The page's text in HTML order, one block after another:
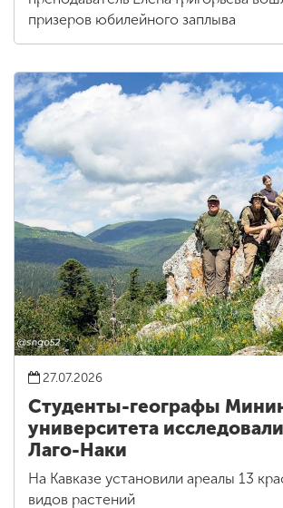
призеров юбилейного заплыва
27.07.2026
Студенты-географы
университета
Лаго-Наки
На Кавказе установили ареалы 13
видов растений